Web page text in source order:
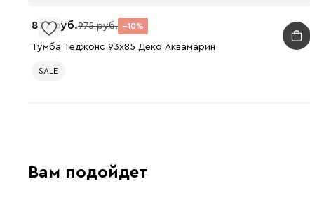
877 975 10
Тумба Теджонс 93x85 Деко Аквамарин
SALE
Вам подойдет